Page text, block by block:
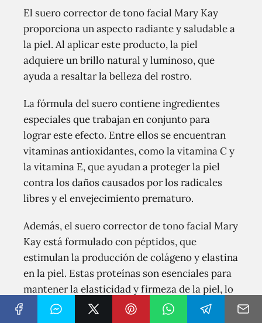
El suero corrector de tono facial Mary Kay
proporciona un aspecto radiante y saludable a
la piel. Al aplicar este producto, la piel
adquiere un brillo natural y luminoso, que
ayuda a resaltar la belleza del rostro.
La fórmula del suero contiene ingredientes
especiales que trabajan en conjunto para
lograr este efecto. Entre ellos se encuentran
vitaminas antioxidantes, como la vitamina C y
la vitamina E, que ayudan a proteger la piel
contra los daños causados por los radicales
libres y el envejecimiento prematuro.
Además, el suero corrector de tono facial Mary
Kay está formulado con péptidos, que
estimulan la producción de colágeno y elastina
en la piel. Estas proteínas son esenciales para
mantener la elasticidad y firmeza de la piel, lo
que contribuye a un aspecto más joven y